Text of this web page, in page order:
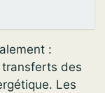
:
des
Les